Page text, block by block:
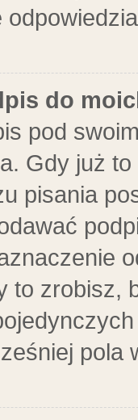
do
pod
Gdy już
pisania
to zrobisz,
pola